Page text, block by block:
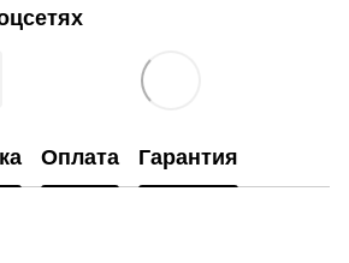
Оплата Гарантия